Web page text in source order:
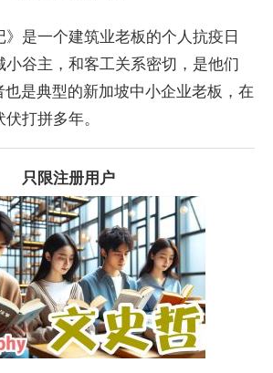
》是一个建筑业老板的个人抗疫日
谷主，和客工关系密切，是他们
也是典型的新加坡中小企业老板，在
打拼多年。
只限注册用户